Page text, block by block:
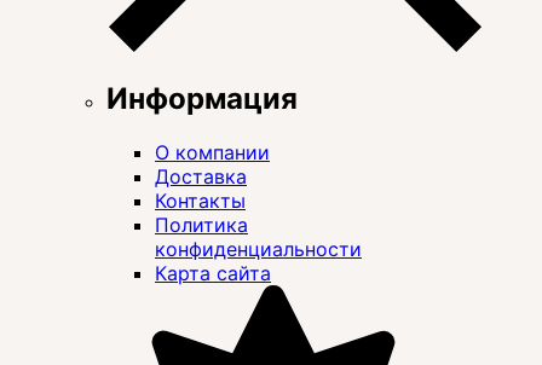
Информация
О компании
Доставка
Контакты
Политика
конфиденциальности
Карта сайта